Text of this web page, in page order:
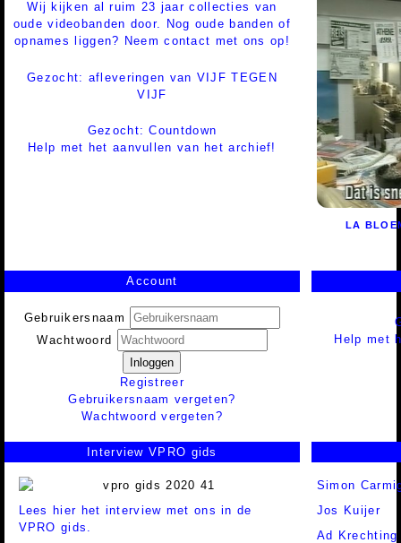
Wij kijken al ruim 23 jaar collecties van
oude videobanden door. Nog oude banden of
opnames liggen? Neem contact met ons op!
Gezocht: afleveringen van VIJF TEGEN
VIJF
Gezocht: Countdown
Help met het aanvullen van het archief!
LA
Account
Gebruikersnaam
Wachtwoord
Inloggen
Registreer
Gebruikersnaam vergeten?
Wachtwoord vergeten?
Help met
Interview VPRO gids
Lees hier het interview met ons in de
VPRO gids.
Simon
Jos Kuijer
Ad Krechting